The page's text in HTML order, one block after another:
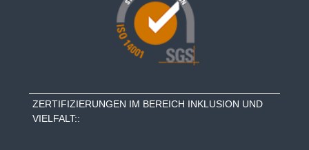
ZERTIFIZIERUNGEN IM BEREICH INKLUSION UND
VIELFALT::